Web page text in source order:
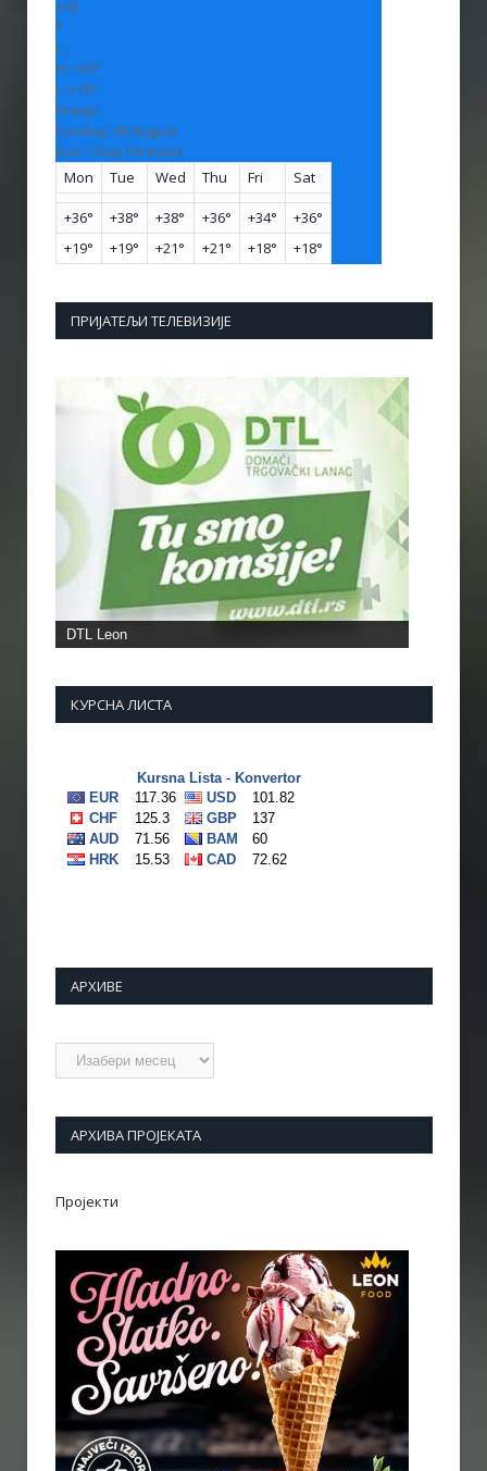
+30
°
C
H: +33°
L: +19°
Vranje
Sunday, 09 August
See 7-Day Forecast
Mon
Tue Wed Thu Fri Sat
+36° +38° +38° +36° +34° +36°
+19° +19° +21° +21° +18° +18°
ПРИЈАТЕЉИ ТЕЛЕВИЗИЈЕ
DTL Leon
КУРСНА ЛИСТА
АРХИВЕ
Архиве
АРХИВА ПРОЈЕКАТА
Пројекти